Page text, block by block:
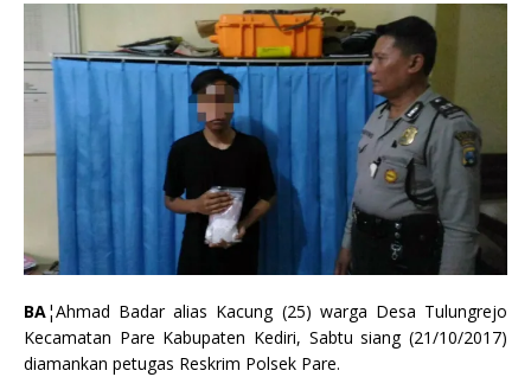
BA¦Ahmad Badar alias Kacung (25) warga Desa Tulungrejo
Kecamatan Pare Kabupaten Kediri, Sabtu siang (21/10/2017)
diamankan petugas Reskrim Polsek Pare.